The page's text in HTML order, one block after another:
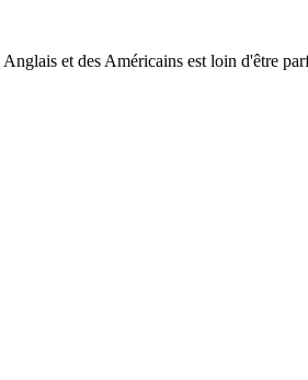
et des Américains est loin d'être